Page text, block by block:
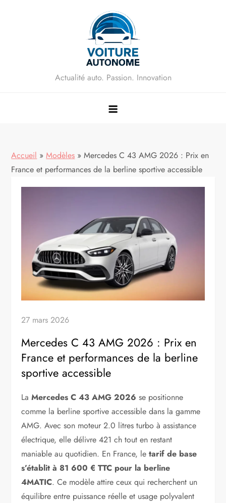
Actualité auto. Passion. Innovation
Accueil » Modèles » Mercedes C 43 AMG 2026 : Prix en
France et performances de la berline sportive accessible
27 mars 2026
Mercedes C 43 AMG 2026 : Prix en
France et performances de la berline
sportive accessible
LaMercedes C 43 AMG 2026 se positionne
comme la berline sportive accessible dans la gamme
AMG. Avec son moteur 2.0 litres turbo à assistance
électrique, elle délivre 421 ch tout en restant
maniable au quotidien. En France, le tarif de base
s’établit à 81 600 € TTC pour la berline
4MATIC. Ce modèle attire ceux qui recherchent un
équilibre entre puissance réelle et usage polyvalent